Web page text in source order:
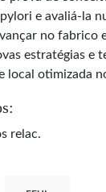
e avaliá-la
no fabrico
estratégias e
local otimizada
relac.